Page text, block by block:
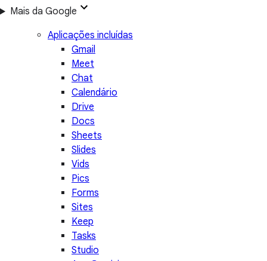
Mais da Google
Aplicações incluídas
Gmail
Meet
Chat
Calendário
Drive
Docs
Sheets
Slides
Vids
Pics
Forms
Sites
Keep
Tasks
Studio